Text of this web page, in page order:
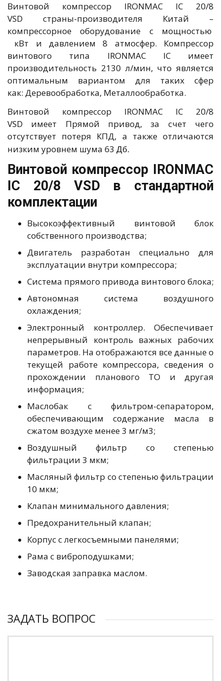
Винтовой компрессор IRONMAC IC 20/8
VSD страны-производителя Китай –
компрессорное оборудование с мощностью
кВт и давлением 8 атмосфер. Компрессор
винтового типа IRONMAC IC имеет
производительность 2130 л/мин, что является
оптимальным вариантом для таких сфер
как: Деревообработка, Металлообработка.
Винтовой компрессор IRONMAC IC 20/8
VSD имеет Прямой привод, за счет чего
отсутствует потеря КПД, а также отличаются
низким уровнем шума 63 Дб.
Винтовой компрессор IRONMAC
IC 20/8 VSD в стандартной
комплектации
Высокоэффективный винтовой блок
собственного производства;
Двигатель разработан специально для
эксплуатации внутри компрессора;
Система прямого привода винтового блока;
Автономная система воздушного
охлаждения;
Электронный контроллер. Обеспечивает
непрерывный контроль важных рабочих
параметров. На отображаются все данные о
текущей работе компрессора, сведения о
прохождении планового ТО и другая
информация;
Маслобак с фильтром-сепаратором,
обеспечивающим содержание масла в
сжатом воздухе менее 3 мг/м3;
Воздушный фильтр со степенью
фильтрации 3 мкм;
Масляный фильтр со степенью фильтрации
10 мкм;
Клапан минимального давления;
Предохранительный клапан;
Корпус с легкосъемными панелями;
Рама с виброподушками;
Заводская заправка маслом.
ЗАДАТЬ ВОПРОС